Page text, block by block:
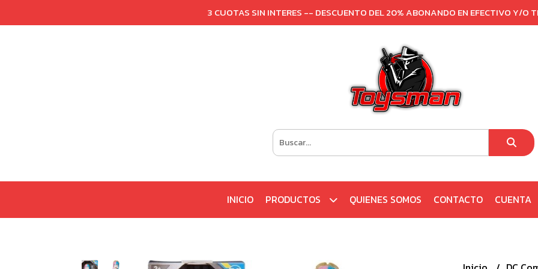
3 CUOTAS SIN INTERES -- DESCUENTO DEL 20% ABONANDO EN EFECTIVO Y/O
INICIO PRODUCTOS QUIENES SOMOS CONTACTO CUENTA